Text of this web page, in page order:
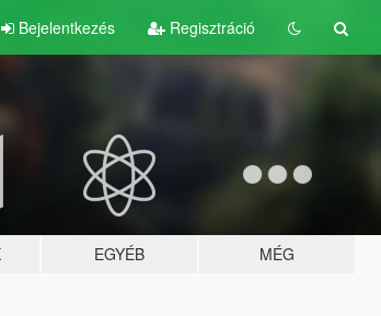
Bejelentkezés Regisztráció
EGYÉB MÉG